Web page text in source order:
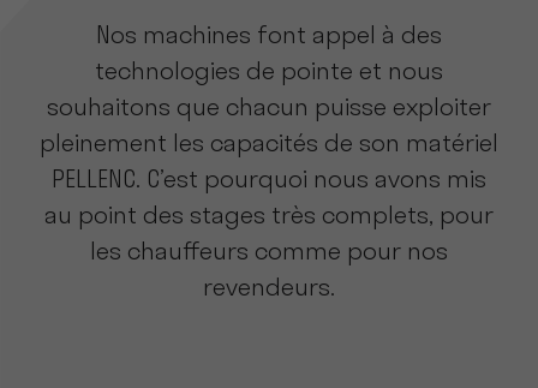
Nos machines font appel à des
technologies de pointe et nous
souhaitons que chacun puisse exploiter
pleinement les capacités de son matériel
PELLENC. C’est pourquoi nous avons mis
au point des stages très complets, pour
les chauffeurs comme pour nos
revendeurs.